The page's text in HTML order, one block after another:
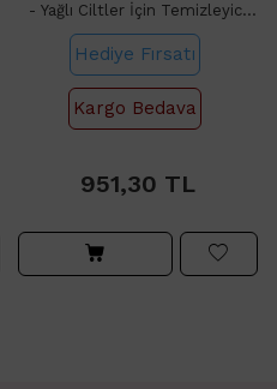
- Yağlı Ciltler İçin Temizleyici
Jel 400ml
Hediye Fırsatı
Kargo Bedava
951,30 TL